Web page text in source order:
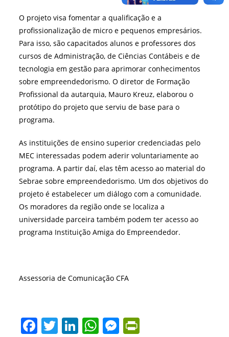
O projeto visa fomentar a qualificação e a
profissionalização de micro e pequenos empresários.
Para isso, são capacitados alunos e professores dos
cursos de Administração, de Ciências Contábeis e de
tecnologia em gestão para aprimorar conhecimentos
sobre empreendedorismo. O diretor de Formação
Profissional da autarquia, Mauro Kreuz, elaborou o
protótipo do projeto que serviu de base para o
programa.
As instituições de ensino superior credenciadas pelo
MEC interessadas podem aderir voluntariamente ao
programa. A partir daí, elas têm acesso ao material do
Sebrae sobre empreendedorismo. Um dos objetivos do
projeto é estabelecer um diálogo com a comunidade.
Os moradores da região onde se localiza a
universidade parceira também podem ter acesso ao
programa Instituição Amiga do Empreendedor.
Assessoria de Comunicação CFA
F T Li W M